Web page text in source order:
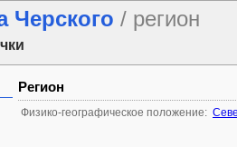
Черского / регион
Регион
Физико-географическое положение: